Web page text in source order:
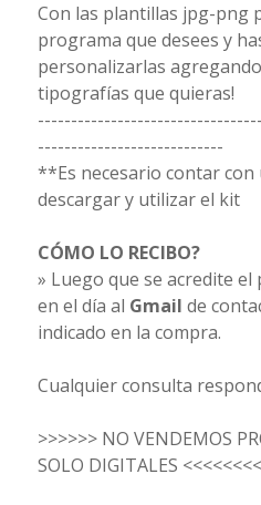
Con las plantillas jpg-png
programa que desees y
personalizarlas
tipografías que quieras!
----------------------------
**Es necesario contar
descargar y utilizar el kit
CÓMO LO RECIBO?
» Luego que se acredite el
en el día al Gmail de
indicado en la compra.
Cualquier consulta
>>>>>> NO VENDEMOS
SOLO DIGITALES